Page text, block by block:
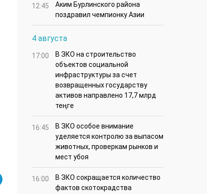
12:45
Аким Бурлинского района
поздравил чемпионку Азии
4 августа
17:00
В ЗКО на строительство
объектов социальной
инфраструктуры за счет
возвращенных государству
активов направлено 17,7 млрд
теңге
16:45
В ЗКО особое внимание
уделяется контролю за выпасом
животных, проверкам рынков и
мест убоя
16:00
В ЗКО сокращается количество
фактов скотокрадства